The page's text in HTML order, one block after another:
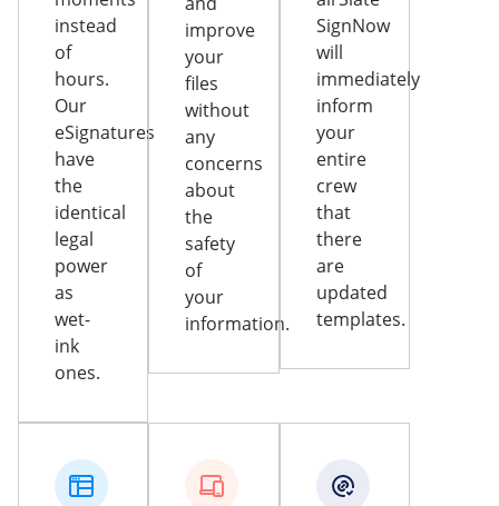
instead
of
hours.
Our
eSignatures
have
the
identical
legal
power
as
wet-
ink
ones.
improve
your
files
without
any
concerns
about
the
safety
of
your
information.
SignNow
will
immediately
inform
your
entire
crew
that
there
are
updated
templates.